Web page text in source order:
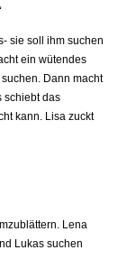
sie soll ihm suchen
ein wütendes
Dann macht
schiebt das
kann. Lisa zuckt
Lena
Lukas suchen